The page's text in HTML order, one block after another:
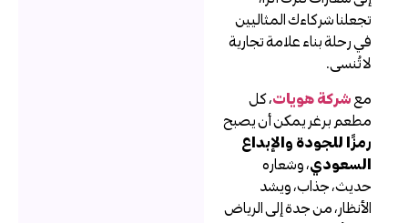
تجعلنا شركاءك المثاليين
في رحلة بناء علامة تجارية
لا تُنسى.
شركة هويات، كل
مطعم برغر يمكن أن يصبح
رمزًا للجودة والإبداع
السعودي، وشعاره
حديث، جذاب، ويشد
الأنظار، من جدة إلى الرياض